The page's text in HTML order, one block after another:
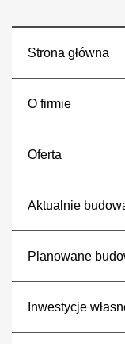
Strona główna
O firmie
Oferta
Aktualnie
Planowane
Inwestycje